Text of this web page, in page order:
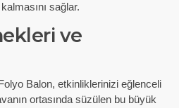
sağlar.
ve
Balon, etkinliklerinizi eğlenceli
ortasında süzülen bu büyük